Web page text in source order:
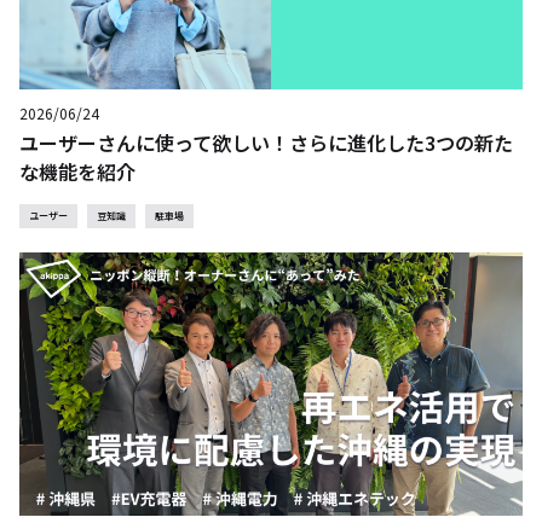
2026/06/24
ユーザーさんに使って欲しい！さらに進化した3つの新た
な機能を紹介
ユーザー 豆知識 駐車場